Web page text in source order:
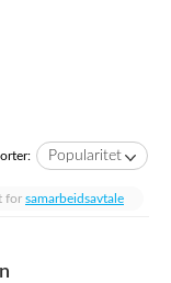
Popularitet
for samarbeidsavtale